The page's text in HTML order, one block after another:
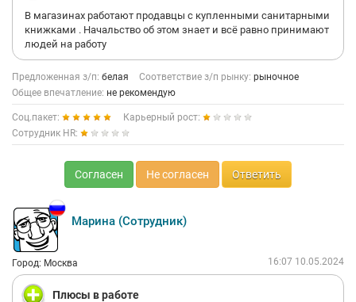
В магазинах работают продавцы с купленными санитарными
книжками . Начальство об этом знает и всё равно принимают
людей на работу
Предложенная з/п: белая Соответствие з/п рынку: рыночное
Общее впечатление: не рекомендую
Соц.пакет:
Карьерный рост:
Сотрудник HR:
Согласен Не согласен Ответить
Марина (Сотрудник)
Город: Москва 16:07 10.05.2024
Плюсы в работе